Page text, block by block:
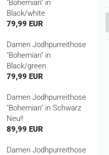
"Bohemian" in
Black/white
79,99 EUR
Damen Jodhpurreithose
"Bohemian" in
Black/green
79,99 EUR
Damen Jodhpurreithose
"Bohemian" in Schwarz
Neu!!
89,99 EUR
Damen Jodhpurreithose